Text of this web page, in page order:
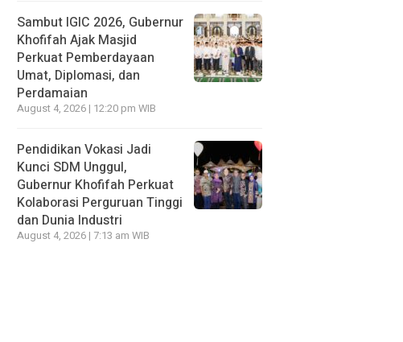
Sambut IGIC 2026, Gubernur
Khofifah Ajak Masjid
Perkuat Pemberdayaan
Umat, Diplomasi, dan
Perdamaian
August 4, 2026 | 12:20 pm WIB
Pendidikan Vokasi Jadi
Kunci SDM Unggul,
Gubernur Khofifah Perkuat
Kolaborasi Perguruan Tinggi
dan Dunia Industri
August 4, 2026 | 7:13 am WIB